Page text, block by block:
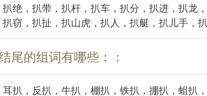
绝，扒带，扒杆，扒车，扒分，扒进，扒龙
窃，扒扯，扒山虎，扒人，扒艇，扒儿手，
尾的组词有哪些：：
耳扒，反扒，牛扒，棚扒，铁扒，掤扒，蛆扒